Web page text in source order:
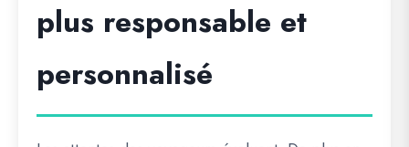
plus responsable et
personnalisé